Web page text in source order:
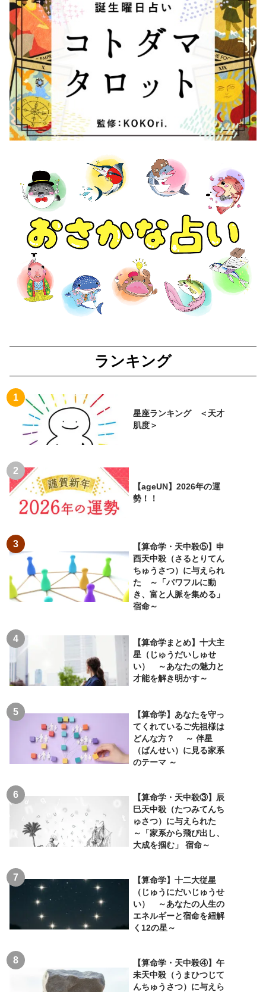
ランキング
星座ランキング ＜天才
肌度＞
【ageUN】2026年の運
勢！！
【算命学・天中殺⑤】申
酉天中殺（さるとりてん
ちゅうさつ）に与えられ
た ～「パワフルに動
き、富と人脈を集める」
宿命～
【算命学まとめ】十大主
星（じゅうだいしゅせ
い） ～あなたの魅力と
才能を解き明かす～
【算命学】あなたを守っ
てくれているご先祖様は
どんな方？ ～ 伴星
（ばんせい）に見る家系
のテーマ ～
【算命学・天中殺③】辰
巳天中殺（たつみてんち
ゅさつ）に与えられた
～「家系から飛び出し、
大成を掴む」 宿命～
【算命学】十二大従星
（じゅうにだいじゅうせ
い） ～あなたの人生の
エネルギーと宿命を紐解
く12の星～
【算命学・天中殺④】午
未天中殺（うまひつじて
んちゅうさつ）に与えら